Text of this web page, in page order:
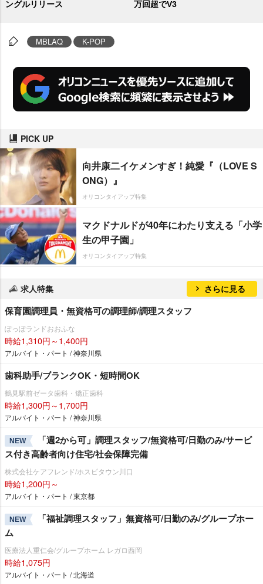
ングルリリース 万回超でV3
MBLAQ K-POP
PICK UP
向井康二イケメンすぎ！純愛『（LOVE S
ONG）』
オリコンタイアップ特集
マクドナルドが40年にわたり支える「小学
生の甲子園」
オリコンタイアップ特集
求人特集 さらに見る
保育園調理員・無資格可の調理師/調理スタッフ
ぽっぽランドおおふな
時給1,310円～1,400円
アルバイト・パート / 神奈川県
歯科助手/ブランクOK・短時間OK
鶴見駅前ゼータ歯科・矯正歯科
時給1,300円～1,700円
アルバイト・パート / 神奈川県
NEW
「週2から可」調理スタッフ/無資格可/日勤のみ/サービ
ス付き高齢者向け住宅/社会保障完備
株式会社ケアフレンド/ホスピタウン川口
時給1,200円～
アルバイト・パート / 東京都
NEW
「福祉調理スタッフ」無資格可/日勤のみ/グループホー
ム
医療法人重仁会/グループホーム レガロ西岡
時給1,075円
アルバイト・パート / 北海道